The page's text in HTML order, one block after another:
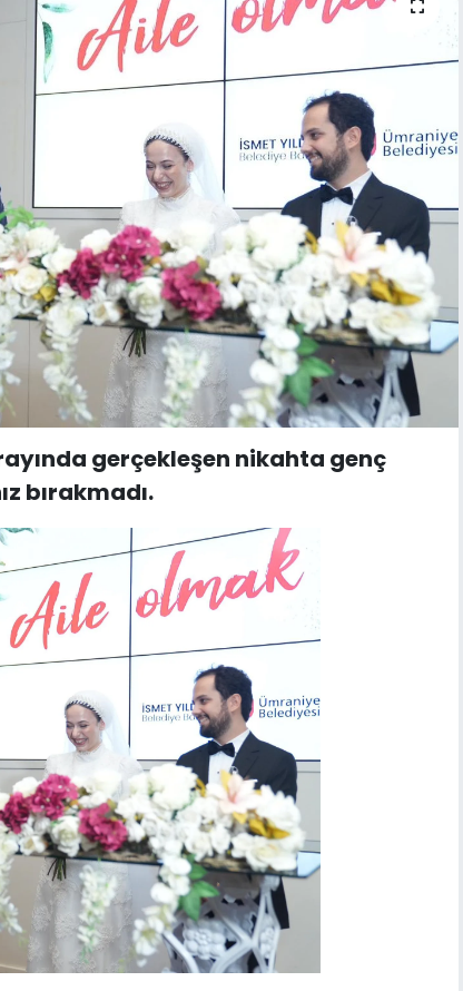
gerçekleşen nikahta genç
bırakmadı.